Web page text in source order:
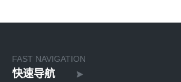
FAST NAVIGATION
快速导航